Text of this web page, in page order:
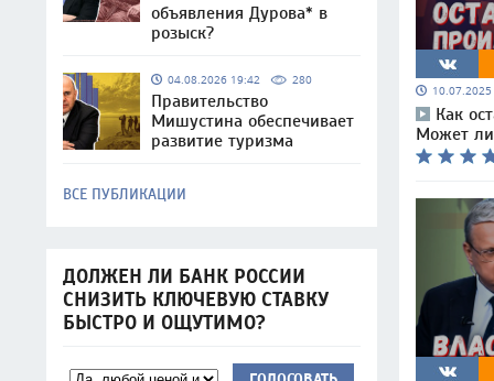
объявления Дурова* в
розыск?
04.08.2026 19:42 280
Правительство
Мишустина обеспечивает
развитие туризма
ВСЕ ПУБЛИКАЦИИ
ДОЛЖЕН ЛИ БАНК РОССИИ
СНИЗИТЬ КЛЮЧЕВУЮ СТАВКУ
БЫСТРО И ОЩУТИМО?
Как
Может ли